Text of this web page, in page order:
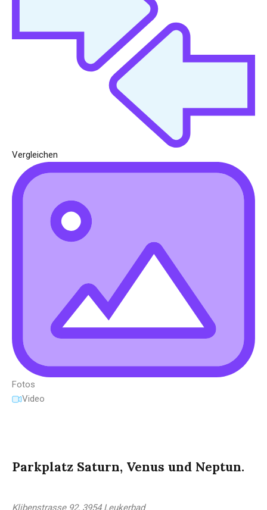
Vergleichen
Fotos
Video
Parkplatz Saturn, Venus und Neptun.
Klibenstrasse 92, 3954 Leukerbad